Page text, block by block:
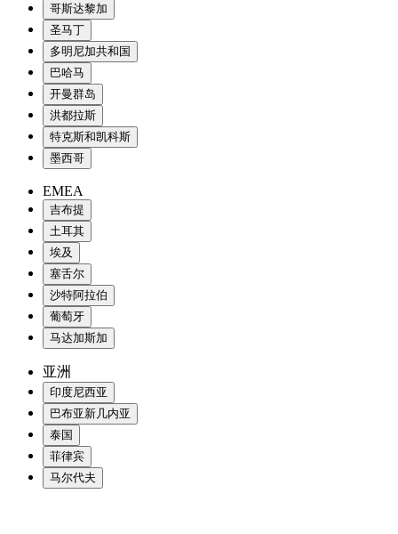
哥斯达黎加
圣马丁
多明尼加共和国
巴哈马
开曼群岛
洪都拉斯
特克斯和凯科斯
墨西哥
EMEA
吉布提
土耳其
埃及
塞舌尔
沙特阿拉伯
葡萄牙
马达加斯加
亚洲
印度尼西亚
巴布亚新几内亚
泰国
菲律宾
马尔代夫